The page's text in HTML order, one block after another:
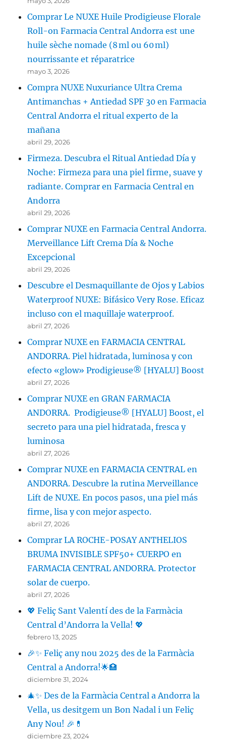
Comprar Le NUXE Huile Prodigieuse Florale
Roll-on Farmacia Central Andorra est une
huile sèche nomade (8 ml ou 60 ml)
nourrissante et réparatrice
mayo 3, 2026
Compra NUXE Nuxuriance Ultra Crema
Antimanchas + Antiedad SPF 30 en Farmacia
Central Andorra el ritual experto de la
mañana
abril 29, 2026
Firmeza. Descubra el Ritual Antiedad Día y
Noche: Firmeza para una piel firme, suave y
radiante. Comprar en Farmacia Central en
Andorra
abril 29, 2026
Comprar NUXE en Farmacia Central Andorra.
Merveillance Lift Crema Día & Noche
Excepcional
abril 29, 2026
Descubre el Desmaquillante de Ojos y Labios
Waterproof NUXE: Bifásico Very Rose. Eficaz
incluso con el maquillaje waterproof.
abril 27, 2026
Comprar NUXE en FARMACIA CENTRAL
ANDORRA. Piel hidratada, luminosa y con
efecto «glow» Prodigieuse® [HYALU] Boost
abril 27, 2026
Comprar NUXE en GRAN FARMACIA
ANDORRA. Prodigieuse® [HYALU] Boost, el
secreto para una piel hidratada, fresca y
luminosa
abril 27, 2026
Comprar NUXE en FARMACIA CENTRAL en
ANDORRA. Descubre la rutina Merveillance
Lift de NUXE. En pocos pasos, una piel más
firme, lisa y con mejor aspecto.
abril 27, 2026
Comprar LA ROCHE-POSAY ANTHELIOS
BRUMA INVISIBLE SPF50+ CUERPO en
FARMACIA CENTRAL ANDORRA. Protector
solar de cuerpo.
abril 27, 2026
💖 Feliç Sant Valentí des de la Farmàcia
Central d’Andorra la Vella! 💖
febrero 13, 2025
🎉✨ Feliç any nou 2025 des de la Farmàcia
Central a Andorra!🌟🏥
diciembre 31, 2024
🎄✨ Des de la Farmàcia Central a Andorra la
Vella, us desitgem un Bon Nadal i un Feliç
Any Nou! 🎉💊
diciembre 23, 2024